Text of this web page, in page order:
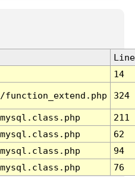
Line
14
324
211
62
94
76